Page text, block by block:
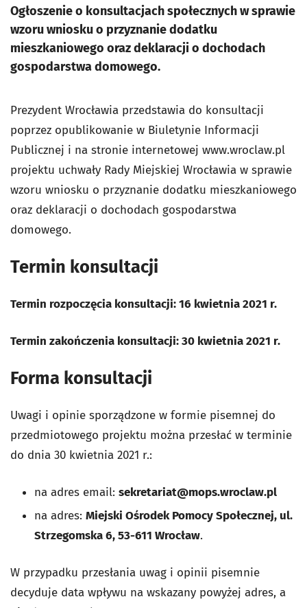
Ogłoszenie o konsultacjach społecznych w sprawie
wzoru wniosku o przyznanie dodatku
mieszkaniowego oraz deklaracji o dochodach
gospodarstwa domowego.
Prezydent Wrocławia przedstawia do konsultacji
poprzez opublikowanie w Biuletynie Informacji
Publicznej i na stronie internetowej www.wroclaw.pl
projektu uchwały Rady Miejskiej Wrocławia w sprawie
wzoru wniosku o przyznanie dodatku mieszkaniowego
oraz deklaracji o dochodach gospodarstwa
domowego.
Termin konsultacji
Termin rozpoczęcia konsultacji: 16 kwietnia 2021 r.
Termin zakończenia konsultacji: 30 kwietnia 2021 r.
Forma konsultacji
Uwagi i opinie sporządzone w formie pisemnej do
przedmiotowego projektu można przesłać w terminie
do dnia 30 kwietnia 2021 r.:
na adres email: sekretariat@mops.wroclaw.pl
na adres: Miejski Ośrodek Pomocy Społecznej, ul.
Strzegomska 6, 53-611 Wrocław.
W przypadku przesłania uwag i opinii pisemnie
decyduje data wpływu na wskazany powyżej adres, a